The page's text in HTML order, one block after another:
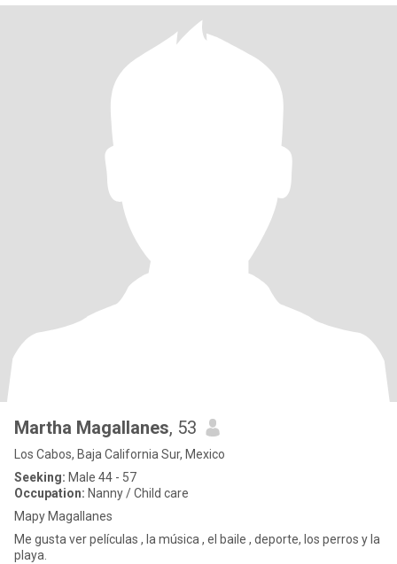
Martha Magallanes, 53
Los Cabos, Baja California Sur, Mexico
Seeking: Male 44 - 57
Occupation: Nanny / Child care
Mapy Magallanes
Me gusta ver películas , la música , el baile , deporte, los perros y la
playa.